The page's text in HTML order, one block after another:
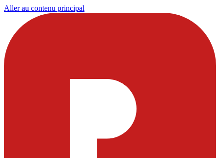
Aller au contenu principal